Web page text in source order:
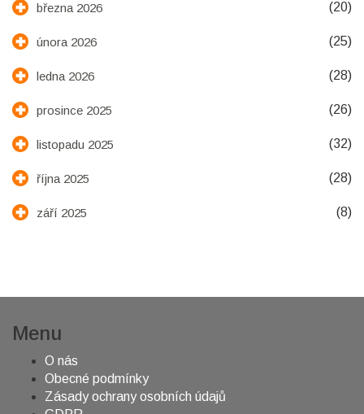
března 2026 (20)
února 2026 (25)
ledna 2026 (28)
prosince 2025 (26)
listopadu 2025 (32)
října 2025 (28)
září 2025 (8)
Menu
O nás
Obecné podmínky
Zásady ochrany osobních údajů